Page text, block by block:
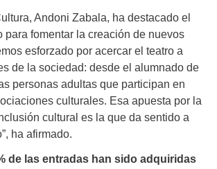
Andoni Zabala, ha destacado el
para fomentar la creación de nuevos
esforzado por acercar el teatro a
de la sociedad: desde el alumnado de
personas adultas que participan en
culturales. Esa apuesta por la
cultural es la que da sentido a
ha afirmado.
de las entradas han sido adquiridas